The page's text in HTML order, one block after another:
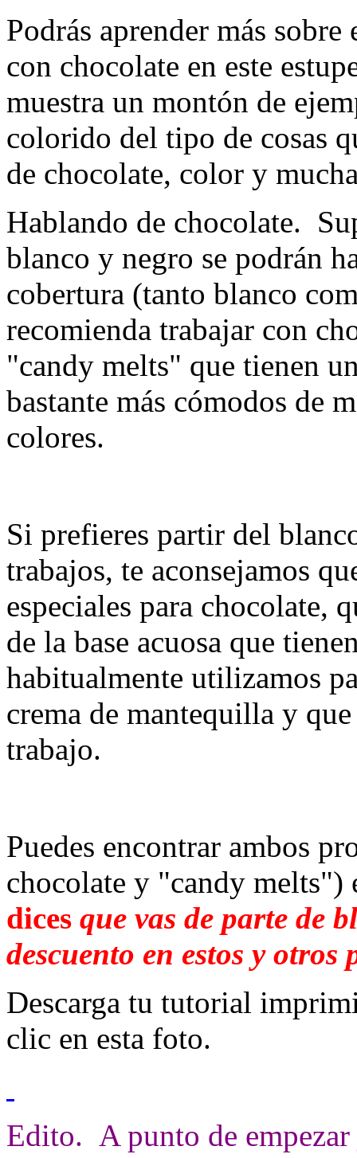
Podrás aprender más
con chocolate en este
muestra un montón de
colorido del tipo de cosas
de chocolate, color y
Hablando de chocolate.
blanco y negro se podrán
cobertura (tanto blanco
recomienda trabajar con
"candy melts" que tienen
bastante más cómodos de
colores.
Si prefieres partir del
trabajos, te aconsejamos
especiales para chocolate,
de la base acuosa que
habitualmente utilizamos
crema de mantequilla y
trabajo.
Puedes encontrar ambos
chocolate y "candy melts")
dices que vas de parte de
descuento en estos y
Descarga tu tutorial
clic en esta foto.
Edito. A punto de